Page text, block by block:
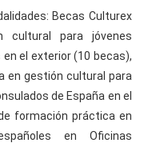
Becas Culturex
cultural para jóvenes
el exterior (10 becas),
en gestión cultural para
de España en el
formación práctica en
en Oficinas